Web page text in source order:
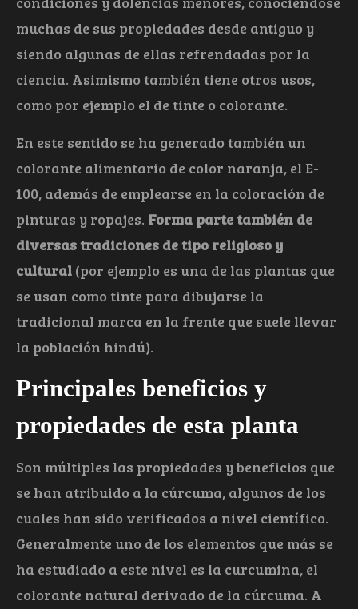
muchas de sus propiedades desde antiguo y
siendo algunas de ellas refrendadas por la
ciencia. Asimismo también tiene otros usos,
como por ejemplo el de tinte o colorante.
En este sentido se ha generado también un
colorante alimentario de color naranja, el E-
100, además de emplearse en la coloración de
pinturas y ropajes. Forma parte también de
diversas tradiciones de tipo religioso y
cultural (por ejemplo es una de las plantas que
se usan como tinte para dibujarse la
tradicional marca en la frente que suele llevar
la población hindú).
Principales beneficios y
propiedades de esta planta
Son múltiples las propiedades y beneficios que
se han atribuido a la cúrcuma, algunos de los
cuales han sido verificados a nivel científico.
Generalmente uno de los elementos que más se
ha estudiado a este nivel es la curcumina, el
colorante natural derivado de la cúrcuma. A